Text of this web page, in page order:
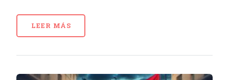
LEER MÁS